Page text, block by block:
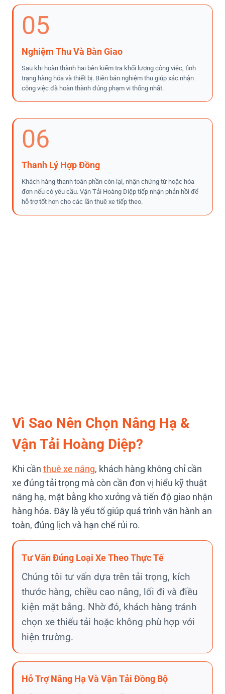
05
Nghiệm Thu Và Bàn Giao
Sau khi hoàn thành hai bên kiểm tra khối lượng công việc, tình
trạng hàng hóa và thiết bị. Biên bản nghiệm thu giúp xác nhận
công việc đã hoàn thành đúng phạm vi thống nhất.
06
Thanh Lý Hợp Đồng
Khách hàng thanh toán phần còn lại, nhận chứng từ hoặc hóa
đơn nếu có yêu cầu. Vận Tải Hoàng Diệp tiếp nhận phản hồi để
hỗ trợ tốt hơn cho các lần thuê xe tiếp theo.
Vì Sao Nên Chọn Nâng Hạ &
Vận Tải Hoàng Diệp?
Khi cần thuê xe nâng, khách hàng không chỉ cần
xe đúng tải trọng mà còn cần đơn vị hiểu kỹ thuật
nâng hạ, mặt bằng kho xưởng và tiến độ giao nhận
hàng hóa. Đây là yếu tố giúp quá trình vận hành an
toàn, đúng lịch và hạn chế rủi ro.
Tư Vấn Đúng Loại Xe Theo Thực Tế
Chúng tôi tư vấn dựa trên tải trọng, kích
thước hàng, chiều cao nâng, lối đi và điều
kiện mặt bằng. Nhờ đó, khách hàng tránh
chọn xe thiếu tải hoặc không phù hợp với
hiện trường.
Hỗ Trợ Nâng Hạ Và Vận Tải Đồng Bộ